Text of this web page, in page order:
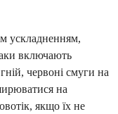
ускладненням,
включають
червоні смуги на
на
якщо їх не